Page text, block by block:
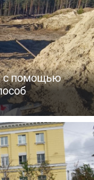
с помощью